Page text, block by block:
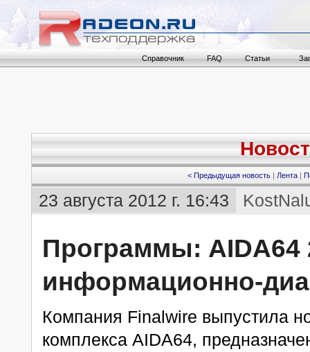
Справочник FAQ Статьи
< Предыдущая новость | Лента |
23 августа 2012 г. 16:43
Программы: AIDA64
информационно-
Компания Finalwire выпустила
комплекса AIDA64,